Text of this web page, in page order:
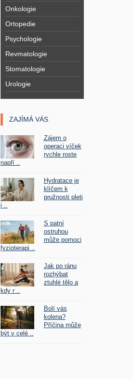
Onkologie
Ortopedie
Psychologie
Revmatologie
Stomatologie
Urologie
ZAJÍMÁ VÁS
Zájem o
operaci víček
rychle roste
napří ..
Hydratace je
klíčem k
pružnosti pleti
i ..
S patní
ostruhou
může pomoci
fyzioterapi ..
Jak po ránu
rozhýbat
ztuhlé tělo a
kdy r ..
Bolí vás
kolena?
Příčina může
být v celé ..